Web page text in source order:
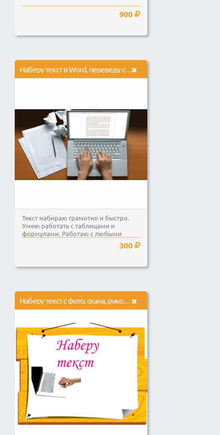
900
Наберу текст в Word, переведу скан таблиц в Excel
Текст набираю грамотно и быстро.
Умею работать с таблицами и
формулами. Работаю с любыми
300
Наберу текст с фото, скана, рукописей, PDF или аудио